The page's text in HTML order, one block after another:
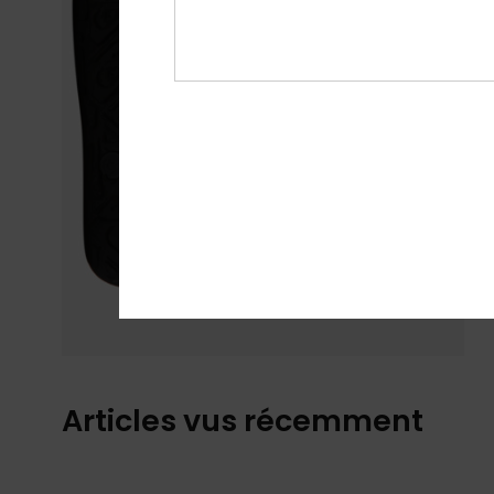
Articles vus récemment